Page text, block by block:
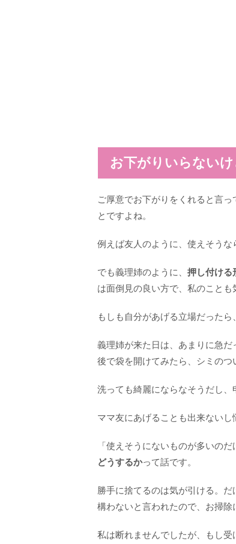
お下がりいらないけ
ご厚意でお下がりをくれると言っ
とですよね。
例えば友人のように、使えそうな
でも義理姉のように、 押し付ける
は面倒見の良い方で、私のことも
もしも自分があげる立場だった
義理姉が来た日は、あまりに急だ
後で袋を開けてみたら、シミのつ
洗っても綺麗にならなそうだし、
ママ友にあげることも出来ない
「使えそうにないものが多いの
どうするかって話です。
勝手に捨てるのは気が引ける。
構わないと言われたので、お掃除
私は断れませんでしたが、もし